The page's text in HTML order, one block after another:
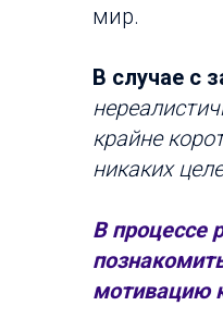
мир.
В случае с
крайне
никаких
В процессе
мотивацию